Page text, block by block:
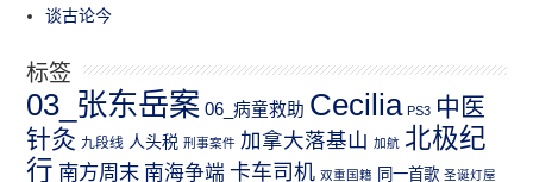
谈古论今
标签
03_张东岳案 06_病童救助 Cecilia PS3 中医
针灸 九段线 人头税 刑事案件 加拿大落基山 加航 北极纪
行 南方周末 南海争端 卡车司机 双重国籍 同一首歌 圣诞灯屋